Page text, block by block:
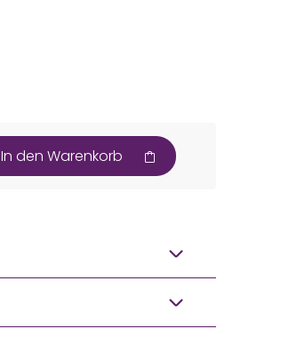
In den Warenkorb